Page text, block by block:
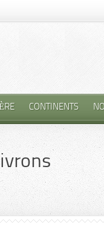
CONTINENTS